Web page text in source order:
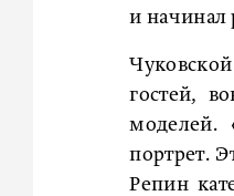
и начинал
гостей,
моделей.
портрет.
Репин